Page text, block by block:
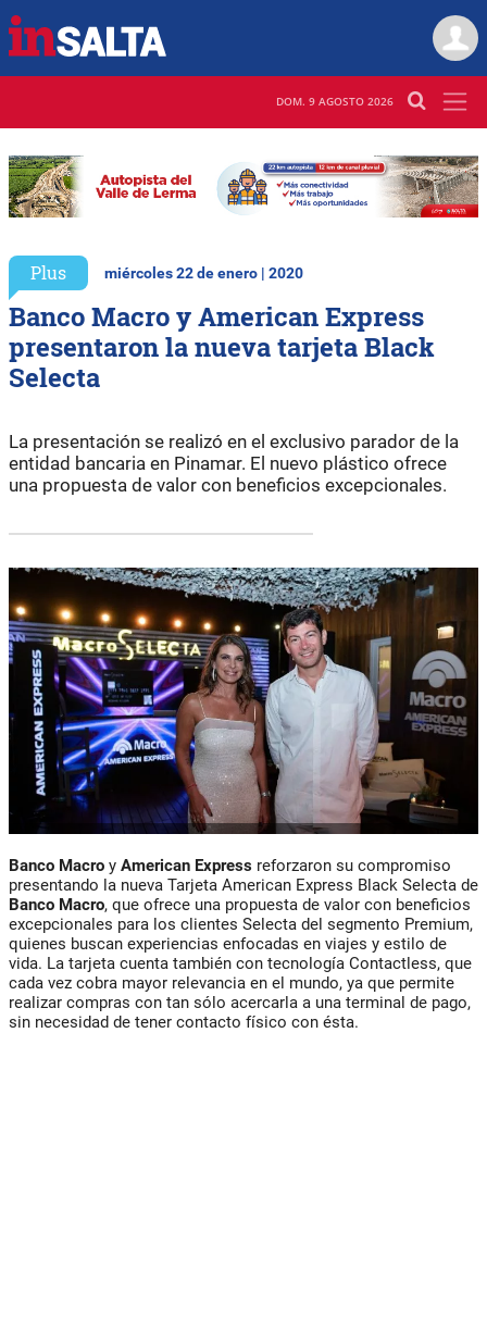
DOM. 9 AGOSTO 2026
Plus miércoles 22 de enero | 2020
Banco Macro y American Express
presentaron la nueva tarjeta Black
Selecta
La presentación se realizó en el exclusivo parador de la
entidad bancaria en Pinamar. El nuevo plástico ofrece
una propuesta de valor con beneficios excepcionales.
Banco Macro y American Express reforzaron su compromiso
presentando la nueva Tarjeta American Express Black Selecta de
Banco Macro, que ofrece una propuesta de valor con beneficios
excepcionales para los clientes Selecta del segmento Premium,
quienes buscan experiencias enfocadas en viajes y estilo de
vida. La tarjeta cuenta también con tecnología Contactless, que
cada vez cobra mayor relevancia en el mundo, ya que permite
realizar compras con tan sólo acercarla a una terminal de pago,
sin necesidad de tener contacto físico con ésta.